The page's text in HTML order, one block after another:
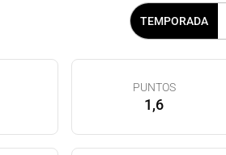
TEMPORADA
PUNTOS
1,6